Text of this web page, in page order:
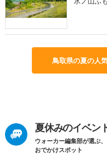
鳥取県の夏の人
夏休みのイベン
ウォーカー編集部が選ぶ
おでかけスポット